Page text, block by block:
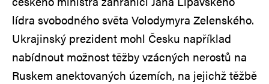
lídra svobodného světa Volodymyra Zelenského.
Ukrajinský prezident mohl Česku například
nabídnout možnost těžby vzácných nerostů na
Ruskem anektovaných územích, na jejichž těžbě